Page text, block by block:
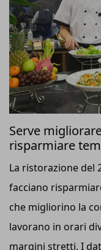
Serve
risparmiare
La ristorazione del
facciano
che migliorino la
lavorano in orari
margini stretti. I